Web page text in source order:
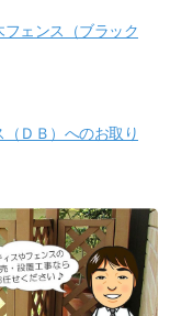
ェンス（ブラック
ＤＢ）へのお取り